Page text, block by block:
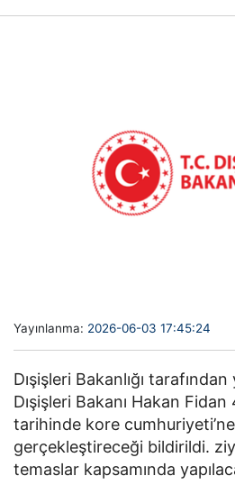
Yayınlanma: 2026-06-03 17:45:24
Dışişleri Bakanlığı
Dışişleri Bakanı Hakan
tarihinde kore
gerçekleştireceği bildirildi.
temaslar kapsamında